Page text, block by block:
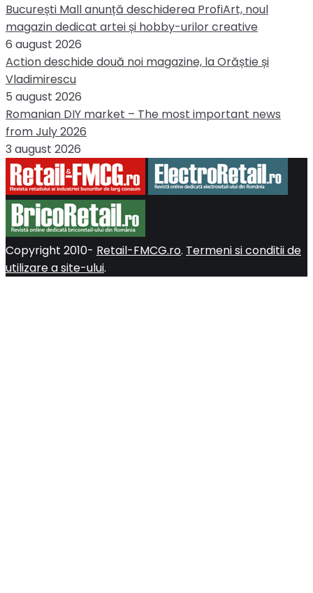
București Mall anunță deschiderea ProfiArt, noul
magazin dedicat artei și hobby-urilor creative
6 august 2026
Action deschide două noi magazine, la Orăștie și
Vladimirescu
5 august 2026
Romanian DIY market – The most important news
from July 2026
3 august 2026
Copyright 2010- Retail-FMCG.ro. Termeni si conditii de
utilizare a site-ului.